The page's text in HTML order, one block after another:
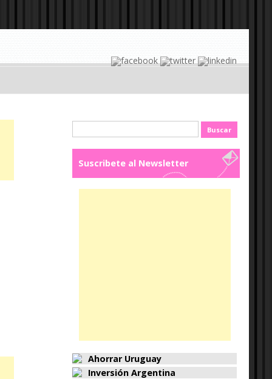
Suscribete al Newsletter
Ahorrar Uruguay
Inversión Argentina